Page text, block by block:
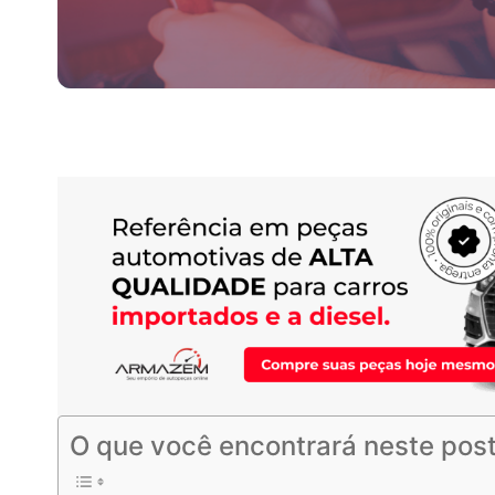
O que você encontrará neste